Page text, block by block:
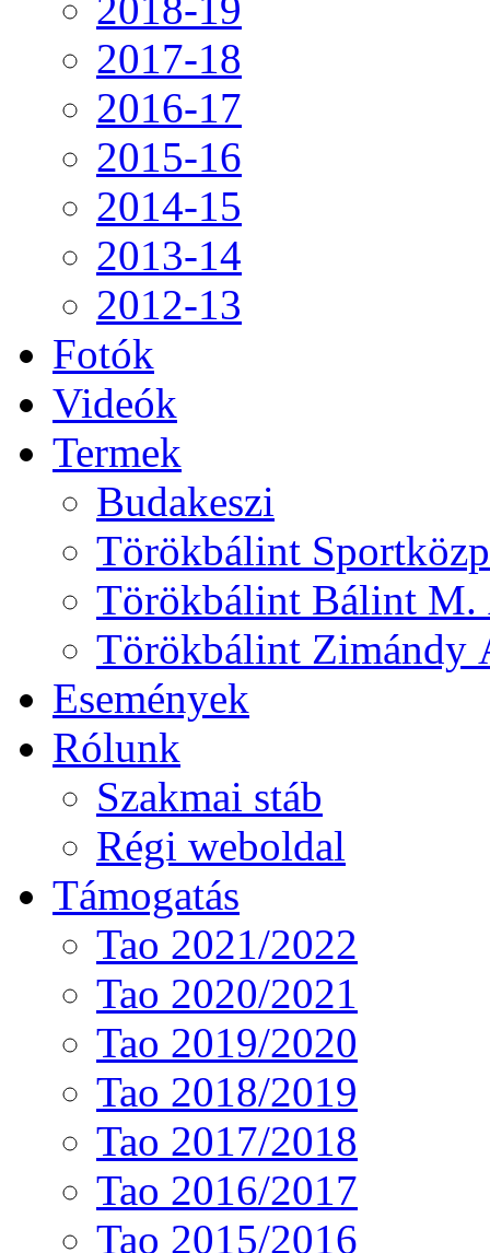
2017-18
2016-17
2015-16
2014-15
2013-14
2012-13
Fotók
Videók
Termek
Budakeszi
Törökbálint
Törökbálint Bálint
Törökbálint Zimándy
Események
Rólunk
Szakmai stáb
Régi weboldal
Támogatás
Tao 2021/2022
Tao 2020/2021
Tao 2019/2020
Tao 2018/2019
Tao 2017/2018
Tao 2016/2017
Tao 2015/2016